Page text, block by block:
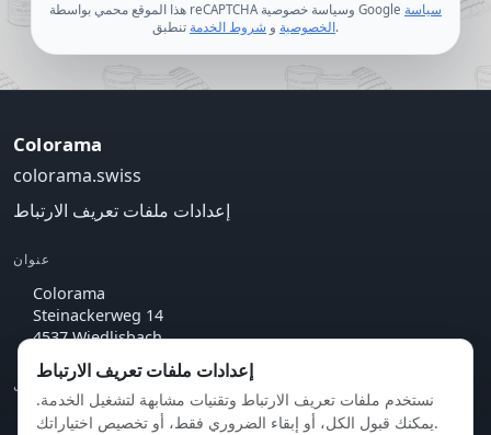
هذا الموقع محمي بواسطة reCAPTCHA وسياسة خصوصية Google سياسة
الخصوصية و شروط الخدمة تنطبق.
Colorama
colorama.swiss
إعدادات ملفات تعريف الارتباط
عنوان
Colorama
Steinackerweg 14
4537 Wiedlisbach
اتصل
info@knuchel.ch
إعدادات ملفات تعريف الارتباط
نستخدم ملفات تعريف الارتباط وتقنيات مشابهة لتشغيل الخدمة.
يمكنك قبول الكل، أو إبقاء الضروري فقط، أو تخصيص اختياراتك.